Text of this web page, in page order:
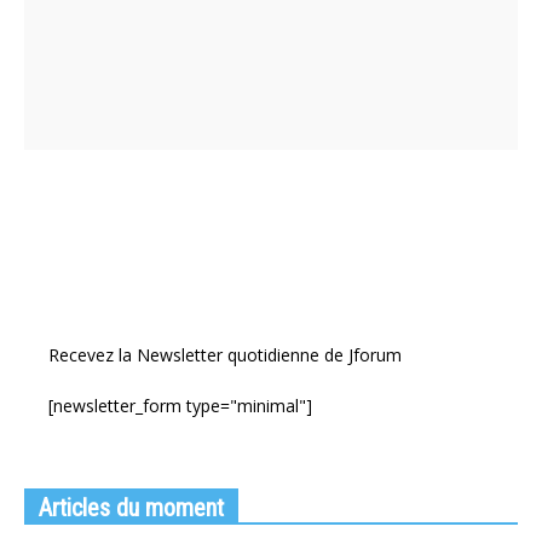
Recevez la Newsletter quotidienne de Jforum
[newsletter_form type="minimal"]
Articles du moment